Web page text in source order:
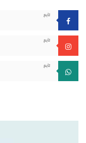
تابع
تابع
تابع